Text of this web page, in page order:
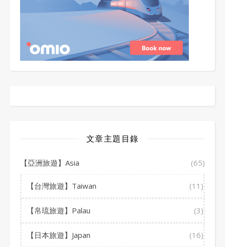
文章主題目錄
【亞洲旅遊】Asia (65)
【台灣旅遊】Taiwan (11)
【帛琉旅遊】Palau (3)
【日本旅遊】Japan (16)